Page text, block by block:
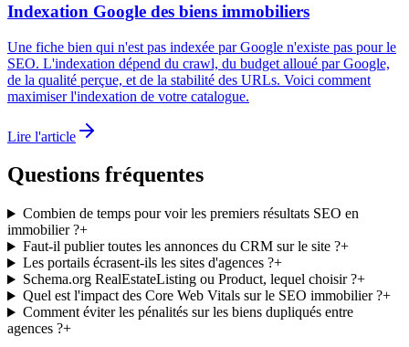
Indexation Google des biens immobiliers
Une fiche bien qui n'est pas indexée par Google n'existe pas pour le
SEO. L'indexation dépend du crawl, du budget alloué par Google,
de la qualité perçue, et de la stabilité des URLs. Voici comment
maximiser l'indexation de votre catalogue.
Lire l'article
Questions fréquentes
Combien de temps pour voir les premiers résultats SEO en
immobilier ?+
Faut-il publier toutes les annonces du CRM sur le site ?+
Les portails écrasent-ils les sites d'agences ?+
Schema.org RealEstateListing ou Product, lequel choisir ?+
Quel est l'impact des Core Web Vitals sur le SEO immobilier ?+
Comment éviter les pénalités sur les biens dupliqués entre
agences ?+